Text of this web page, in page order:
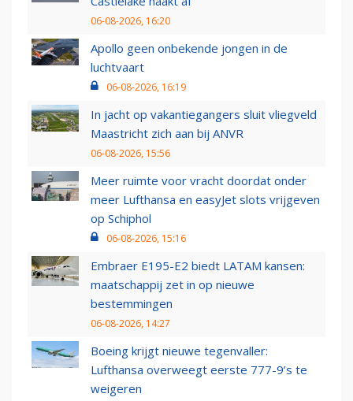
06-08-2026, 16:20
Apollo geen onbekende jongen in de
luchtvaart
06-08-2026, 16:19
In jacht op vakantiegangers sluit vliegveld
Maastricht zich aan bij ANVR
06-08-2026, 15:56
Meer ruimte voor vracht doordat onder
meer Lufthansa en easyJet slots vrijgeven
op Schiphol
06-08-2026, 15:16
Embraer E195-E2 biedt LATAM kansen:
maatschappij zet in op nieuwe
bestemmingen
06-08-2026, 14:27
Boeing krijgt nieuwe tegenvaller:
Lufthansa overweegt eerste 777-9’s te
weigeren